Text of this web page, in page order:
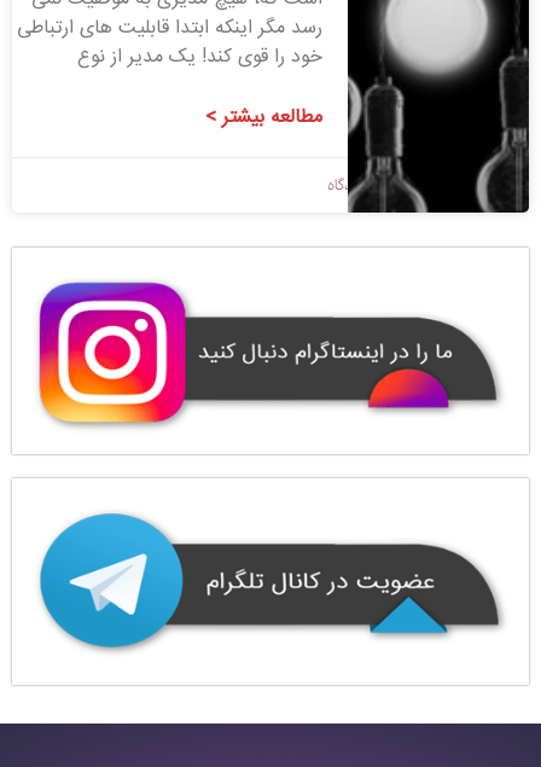
رسد مگر اینکه ابتدا قابلیت های ارتباطی
خود را قوی کند! یک مدیر از نوع
مطالعه بیشتر >
1398/09/14 بدون دیدگاه